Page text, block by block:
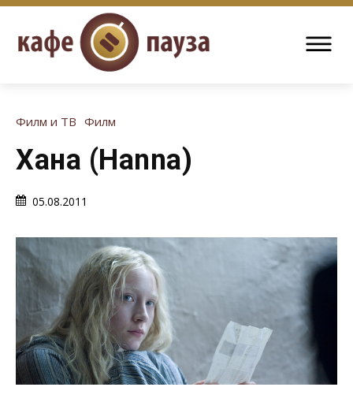
Филм и ТВ Филм
Хана (Hanna)
05.08.2011